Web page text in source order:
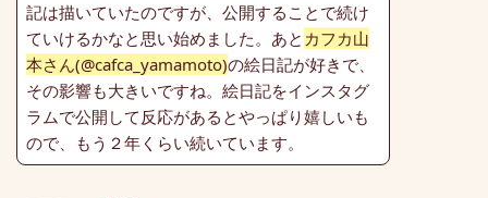
記は描いていたのですが、公開することで続け
ていけるかなと思い始めました。あと カフカ山
本さん(@cafca_yamamoto)の絵日記が好きで、
その影響も大きいですね。絵日記をインスタグ
ラムで公開して反応があるとやっぱり嬉しいも
ので、もう２年くらい続いています。